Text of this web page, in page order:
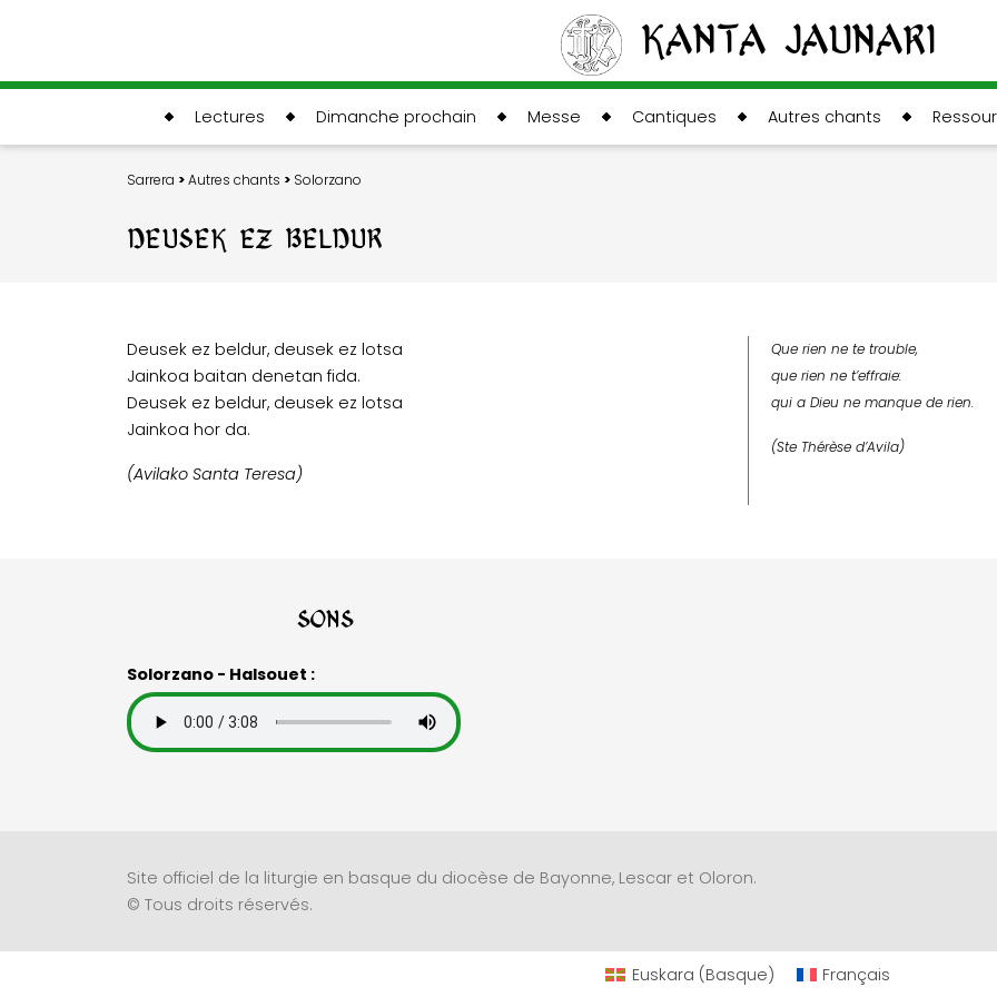
Kanta Jaunari
Lectures Dimanche prochain Messe Cantiques Autres chants
Sarrera >Autres chants > Solorzano
DEUSEK EZ BELDUR
Deusek ez beldur, deusek ez lotsa
Jainkoa baitan denetan fida.
Deusek ez beldur, deusek ez lotsa
Jainkoa hor da.
(Avilako Santa Teresa)
Que rien ne te trouble,
que rien ne t’effraie:
qui a Dieu ne manque de rien.
(Ste Thérèse d’Avila)
Sons
Solorzano - Halsouet :
Site officiel de la liturgie en basque du diocèse de Bayonne, Lescar et Oloron.
© Tous droits réservés.
Euskara (Basque) Français